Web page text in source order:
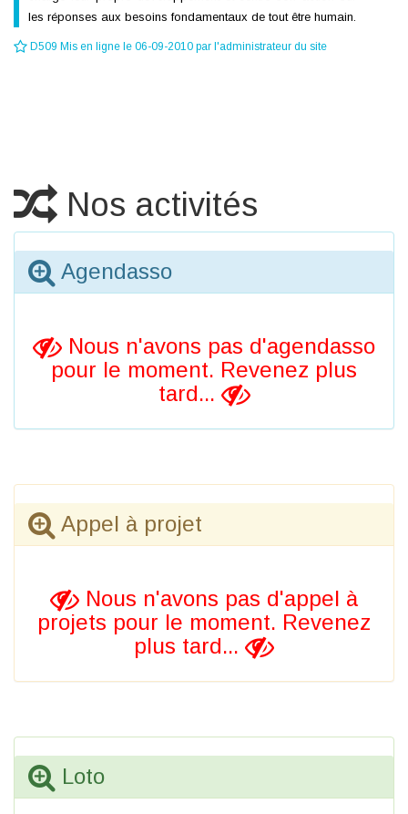
les réponses aux besoins fondamentaux de tout être humain.
D509 Mis en ligne le 06-09-2010 par l'administrateur du site
Nos activités
Agendasso
Nous n'avons pas d'agendasso
pour le moment. Revenez plus
tard...
Appel à projet
Nous n'avons pas d'appel à
projets pour le moment. Revenez
plus tard...
Loto